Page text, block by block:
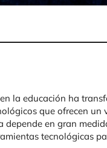
la educación ha
que ofrecen
depende en gran
tecnológicas